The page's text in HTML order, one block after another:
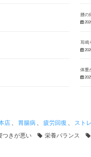
腰の
耳鳴
体重
店 、 胃腸病 、 疲労回復 、 スト
つきが悪い 栄養バランス